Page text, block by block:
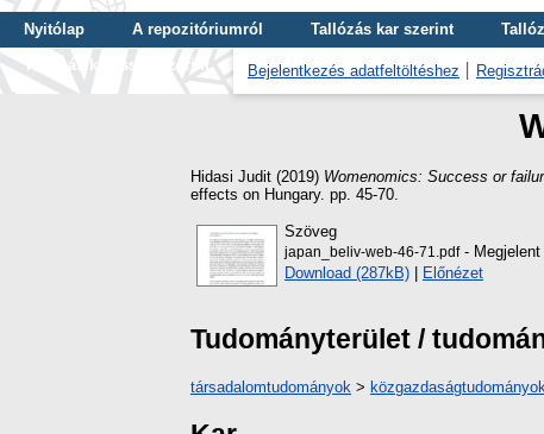
Nyitólap A repozitóriumról Tallózás kar szerint
Tallózás kulcsszó szerint
Bejelentkezés adatfeltöltéshez
Hidasi Judit (2019) Womenomics: Success or
effects on Hungary. pp. 45-70.
Szöveg
japan_beliv-web-46-71.pdf- Megjelent
Download (287kB) | Előnézet
Tudományterület /
társadalomtudományok > közgazdaságtudományok